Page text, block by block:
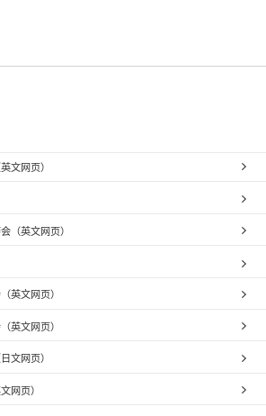
文网页）
（英文网页）
英文网页）
英文网页）
文网页）
网页）